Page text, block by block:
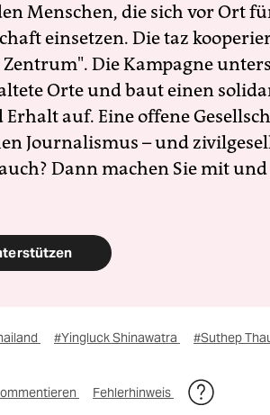
Menschen, die sich vor Ort
einsetzen. Die taz
Die Kampagne
Orte und baut einen
Erhalt auf. Eine offene
Journalismus – und
Dann machen Sie mit
#Yingluck Shinawatra #Suthep
Fehlerhinweis